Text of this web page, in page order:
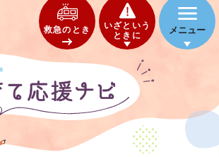
救急のとき
いざという
ときに
メニュー